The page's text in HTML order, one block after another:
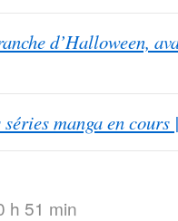
d’Halloween,
manga en
h 51 min